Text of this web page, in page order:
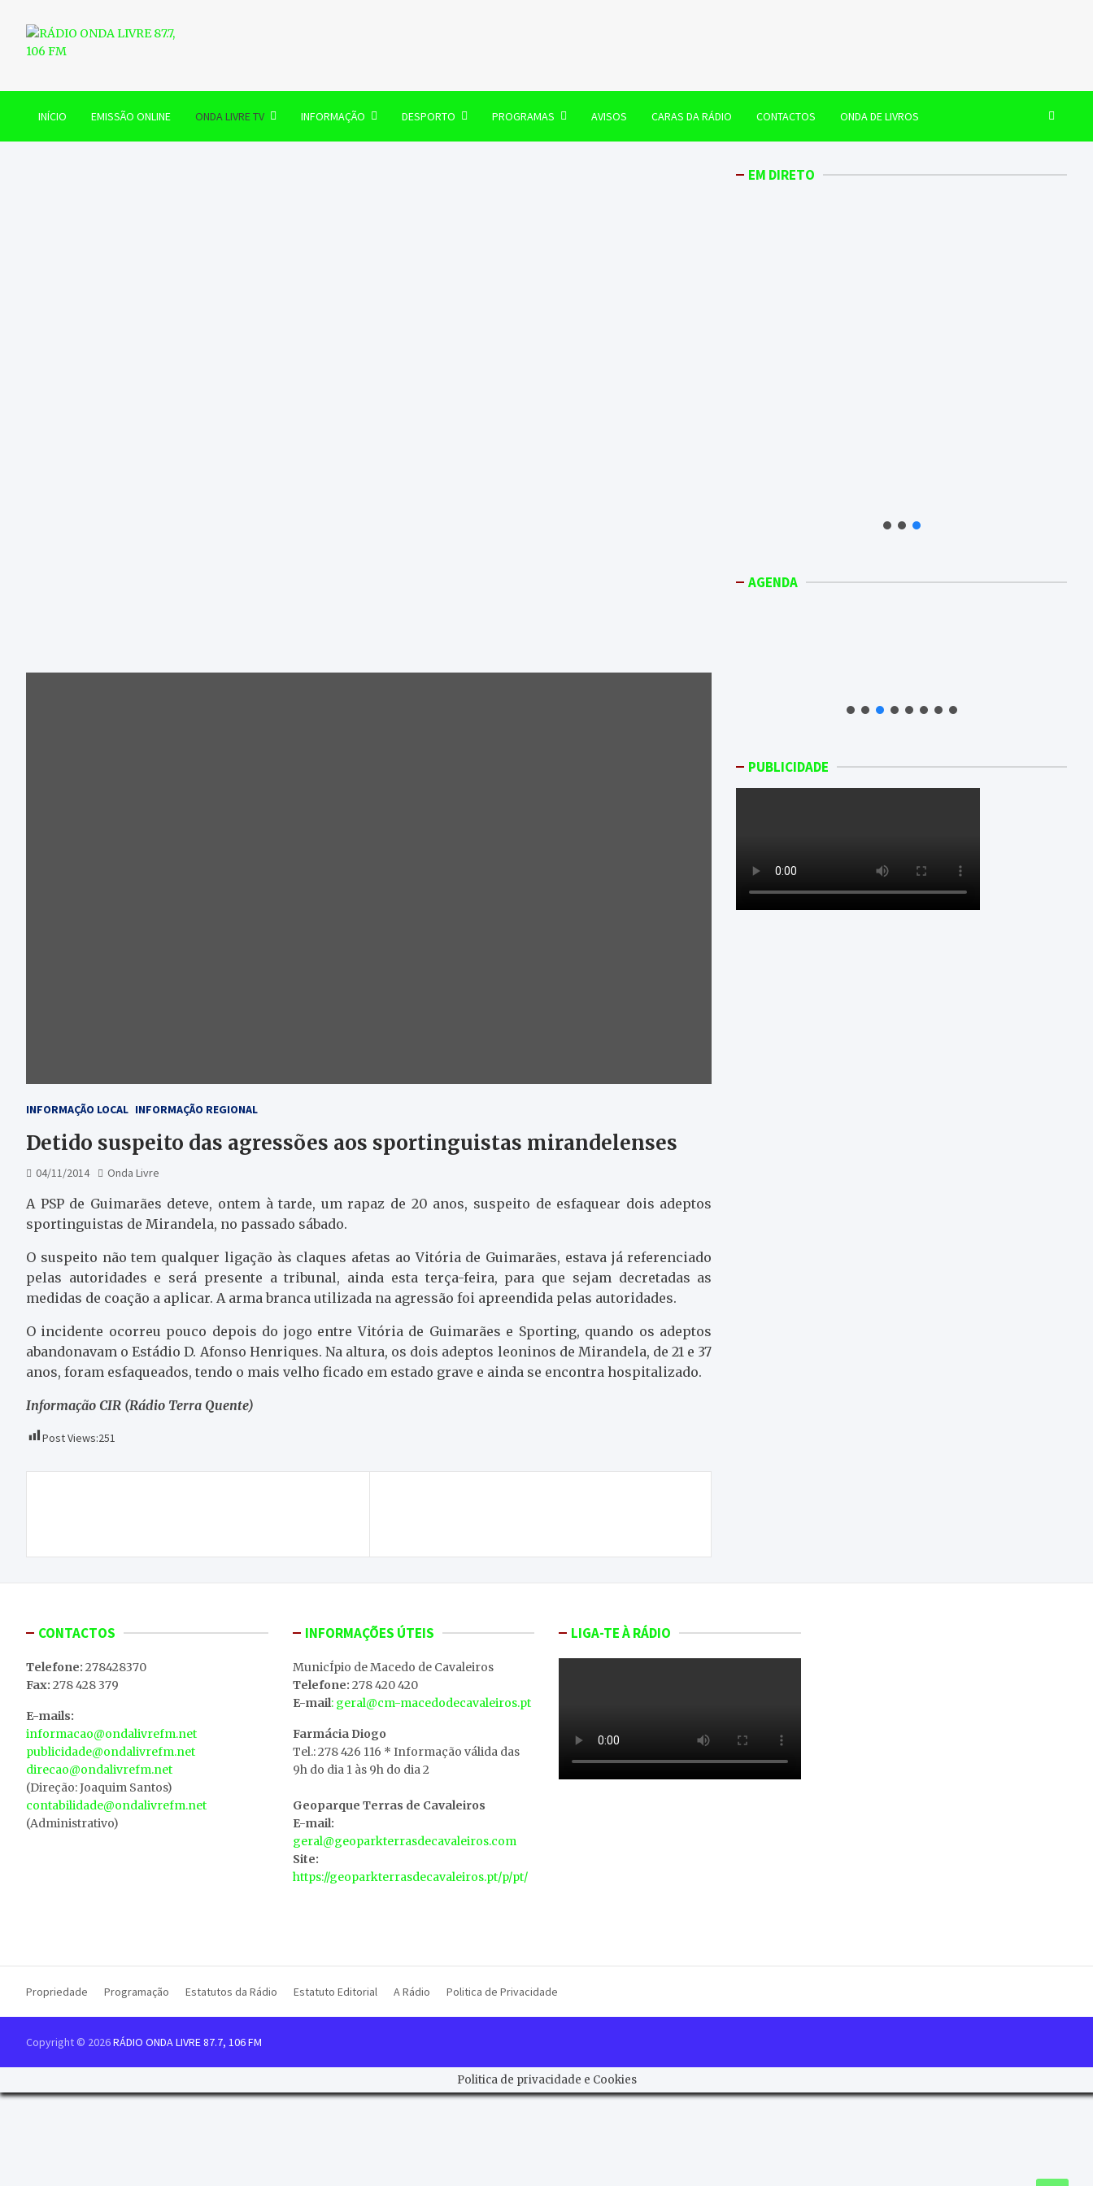
content
RÁDIO ONDA LIVRE 87.7, 106 FM
INÍCIO EMISSÃO ONLINE ONDA LIVRE TV INFORMAÇÃO DESPORTO PROGRAMAS AVISOS CARAS DA RÁDIO CONTACTOS ONDA DE LIVROS
INFORMAÇÃO LOCAL INFORMAÇÃO REGIONAL
Detido suspeito das agressões aos sportinguistas mirandelenses
04/11/2014 Onda Livre
A PSP de Guimarães deteve, ontem à tarde, um rapaz de 20 anos, suspeito de esfaquear dois adeptos
sportinguistas de Mirandela, no passado sábado.
O suspeito não tem qualquer ligação às claques afetas ao Vitória de Guimarães, estava já referenciado
pelas autoridades e será presente a tribunal, ainda esta terça-feira, para que sejam decretadas as
medidas de coação a aplicar. A arma branca utilizada na agressão foi apreendida pelas autoridades.
O incidente ocorreu pouco depois do jogo entre Vitória de Guimarães e Sporting, quando os adeptos
abandonavam o Estádio D. Afonso Henriques. Na altura, os dois adeptos leoninos de Mirandela, de 21 e 37
anos, foram esfaqueados, tendo o mais velho ficado em estado grave e ainda se encontra hospitalizado.
Informação CIR (Rádio Terra Quente)
Post Views:251
artigos
EM DIRETO
AGENDA
PUBLICIDADE
CONTACTOS
Telefone: 278428370
Fax: 278 428 379
E-mails:
informacao@ondalivrefm.net
publicidade@ondalivrefm.net
direcao@ondalivrefm.net
(Direção: Joaquim Santos)
contabilidade@ondalivrefm.net
(Administrativo)
INFORMAÇÕES ÚTEIS
MunicÍpio de Macedo de Cavaleiros
Telefone: 278 420 420
E-mail: geral@cm-macedodecavaleiros.pt
Farmácia Diogo
Tel.: 278 426 116 * Informação válida das
9h do dia 1 às 9h do dia 2
Geoparque Terras de Cavaleiros
E-mail:
geral@geoparkterrasdecavaleiros.com
Site:
https://geoparkterrasdecavaleiros.pt/p/pt/
LIGA-TE À RÁDIO
Propriedade Programação Estatutos da Rádio Estatuto Editorial A Rádio Politica de Privacidade
Copyright © 2026RÁDIO ONDA LIVRE 87.7, 106 FM
Politica de privacidade e Cookies